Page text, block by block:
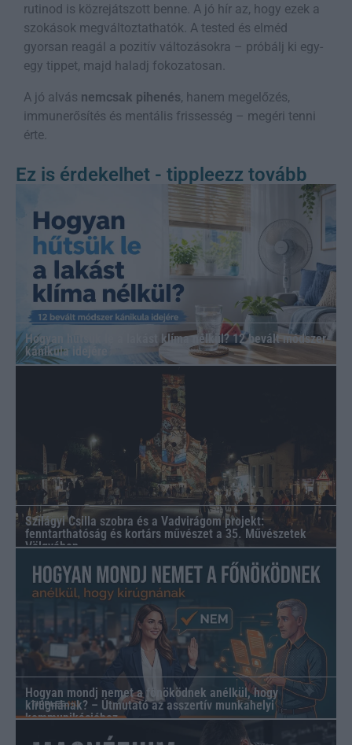
rutinod is közrejátszott benne. A jó hír az, hogy ezek a
szokások megváltoztathatók. A tested és elméd
gyorsan reagál a pozitív változásokra – próbálj ki egy-
egy tippet, majd haladj fokozatosan.
A jó alvás nemcsak pihenés, hanem megelőzés,
immunerősítés és mentális frissesség – megéri tenni
érte.
Ez is érdekelhet - tippleezz tovább
Hogyan hűtsük le a lakást klíma nélkül? 12 bevált módszer
kánikula idejére
Szilágyi Csilla szobra és a Vadvirágom projekt:
fenntarthatóság és kortárs művészet a 35. Művészetek
Völgyében
Hogyan mondj nemet a főnöködnek anélkül, hogy
kirúgnának? – Útmutató az asszertív munkahelyi
kommunikációhoz